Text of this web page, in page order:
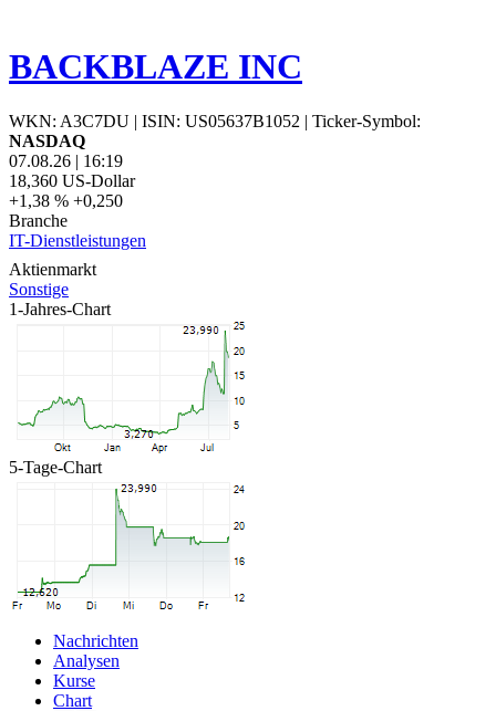
BACKBLAZE INC
WKN: A3C7DU | ISIN: US05637B1052 | Ticker-Symbol:
NASDAQ
07.08.26 | 16:19
18,360 US-Dollar
+1,38 % +0,250
Branche
IT-Dienstleistungen
Aktienmarkt
Sonstige
1-Jahres-Chart
5-Tage-Chart
Nachrichten
Analysen
Kurse
Chart